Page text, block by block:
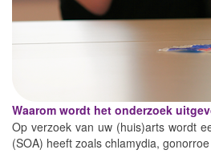
Waarom wordt het onderzoek
Op verzoek van uw (huis)arts wordt
(SOA) heeft zoals chlamydia,